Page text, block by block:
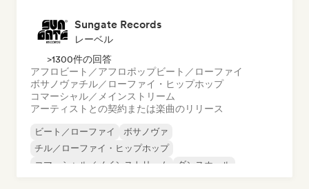
Sungate Records
レーベル
>1300件の回答
アフロビート／アフロポップビート／ローファイ
ボサノヴァチル／ローファイ・ヒップホップ
コマーシャル／メインストリーム
アーティストとの契約または楽曲のリリース
ビート／ローファイ
ボサノヴァ
チル／ローファイ・ヒップホップ
コマーシャル／メインストリーム
ダンスホール